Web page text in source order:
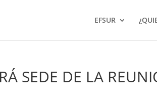
EFSUR
SEDE DE LA